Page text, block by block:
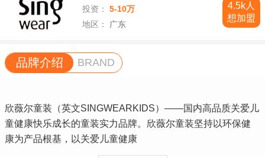
投资：
5-10万
地区：
广东
4.5k人
想加盟
品牌介绍 BRAND
欣薇尔童装（英文SINGWEARKIDS）——国内高品质关爱儿
童健康快乐成长的童装实力品牌。欣薇尔童装坚持以环保健
康为产品根基，以关爱儿童健康